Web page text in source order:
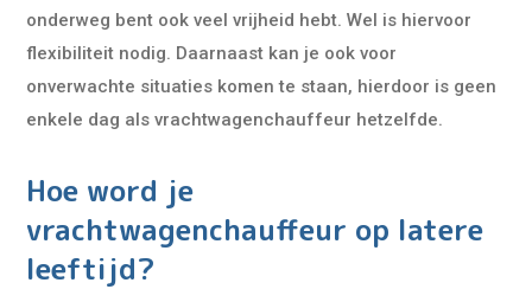
onderweg bent ook veel vrijheid hebt. Wel is hiervoor
flexibiliteit nodig. Daarnaast kan je ook voor
onverwachte situaties komen te staan, hierdoor is geen
enkele dag als vrachtwagenchauffeur hetzelfde.
Hoe word je
vrachtwagenchauffeur op latere
leeftijd?